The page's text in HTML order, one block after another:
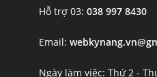
Hỗ trợ 03:038 997 8430
Email:
Ngày làm việc: Thứ 2 -